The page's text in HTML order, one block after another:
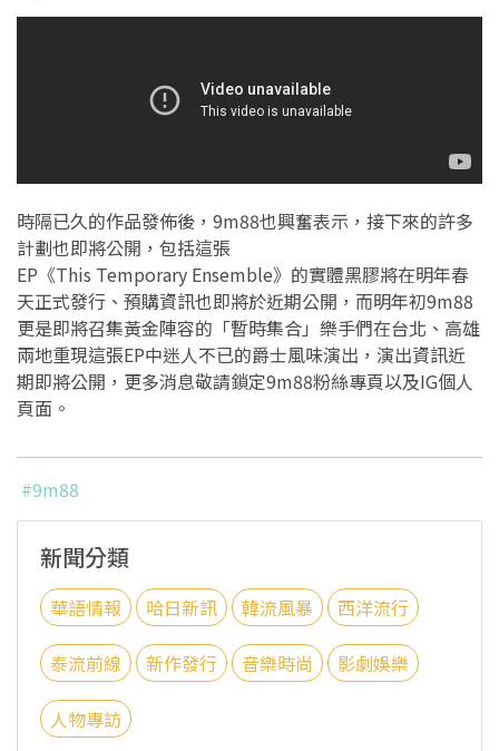
時隔已久的作品發佈後，9m88也興奮表示，接下來的許多
計劃也即將公開，包括這張
EP《This Temporary Ensemble》的實體黑膠將在明年春
天正式發行、預購資訊也即將於近期公開，而明年初9m88
更是即將召集黃金陣容的「暫時集合」樂手們在台北、高雄
兩地重現這張EP中迷人不已的爵士風味演出，演出資訊近
期即將公開，更多消息敬請鎖定9m88粉絲專頁以及IG個人
頁面。
#9m88
新聞分類
華語情報 哈日新訊 韓流風暴 西洋流行
泰流前線 新作發行 音樂時尚 影劇娛樂
人物專訪